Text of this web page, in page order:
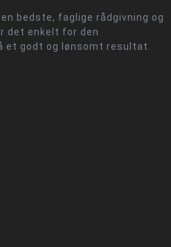
bedste, faglige rådgivning og
det enkelt for den
et godt og lønsomt resultat.